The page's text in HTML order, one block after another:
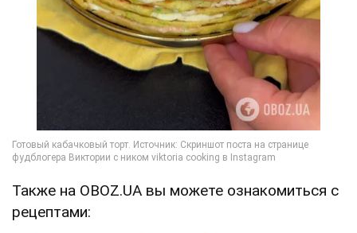
Также на OBOZ.UA вы можете ознакомиться с
рецептами: